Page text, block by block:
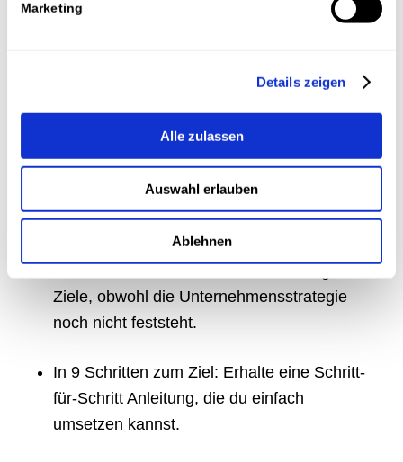
Marketing
Details zeigen
Alle zulassen
Auswahl erlauben
Ablehnen
Ziele definierst du deine
Ziele-Definition bottom-up: Definiere mit
meinem Guide deine Online-Marketing-
Ziele, obwohl die Unternehmensstrategie
noch nicht feststeht.
In 9 Schritten zum Ziel: Erhalte eine Schritt-
für-Schritt Anleitung, die du einfach
umsetzen kannst.